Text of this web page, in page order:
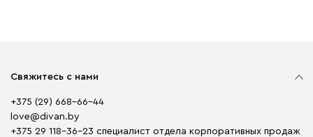
Свяжитесь с нами
+375 (29) 668-66-44
love@divan.by
+375 29 118-36-23 специалист отдела корпоративных продаж